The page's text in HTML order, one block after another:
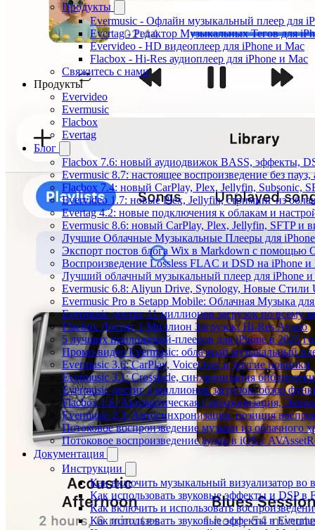
Продукты
Evermusic - Офлайн музыкальный плеер для
Evertag - Редактор Музыкальных Тегов для
Evervideo - HD видеоплеер для iPhone и Mac
Flacbox - Hi-Res аудиоплеер для iPhone и Mac
Свяжитесь с нами
Продукты
Evervideo
Evermusic
Flacbox
Evertag
Блог
Flacbox 7.6: новый аудиодвижок BASS, эффекты,
Evermusic 8.7: настоящее воспроизведение без
Flacbox 7.4: новый CarPlay, Plex, Jellyfin, Subsonic,
Evervideo 1.7: новые Plex, Jellyfin, стриминг из
Evertag 4.2: новые подключения к облакам и
Evermusic 8.6: новый CarPlay, Plex, Jellyfin, SFTP и
Лучшие Облачные Музыкальные Плееры для iPhone
Экспорт постов блога Wix в Markdown с помощью
Воспроизведение Lossless FLAC и DSD на iPhone и
Лучший облачный музыкальный плеер для iPhone и
Evermusic 6.8: Aliyun Drive, Synology, Новые Стили
Evermusic Pro в Setapp Mobile: Облачная Музыка
Evermusic достиг 11 миллионов загрузок по всему
Flacbox Достиг 1 Миллион Загрузок: Hi-Res Аудио
5 лучших приложений-плееров для iPhone в 2025
Промо-видео Evermusic: облачный музыкальный
Evermusic 3.6: CarPlay, VoiceOver и другие новинки
Evermusic 3.1: Crossfade, синхронизация
Evermusic достиг 3 миллионов загрузок: обзор
Flacbox 1.6: Автоматическая Синхронизация,
Evermusic 2.3: Автосинхронизация, позиция
Потоковое воспроизведение музыки из облачного
Потоковое воспроизведение аудио в iOS с
Документация
Инструкции
Как включить музыкальный визуализатор во
Как использовать звуковые эффекты и DSP в
Как включить и использовать
Как использовать звуковые эффекты в